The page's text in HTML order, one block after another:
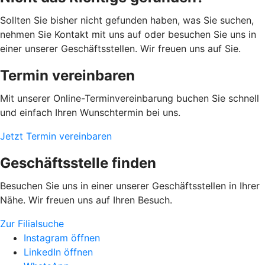
Sollten Sie bisher nicht gefunden haben, was Sie suchen,
nehmen Sie Kontakt mit uns auf oder besuchen Sie uns in
einer unserer Geschäftsstellen. Wir freuen uns auf Sie.
Termin vereinbaren
Mit unserer Online-Terminvereinbarung buchen Sie schnell
und einfach Ihren Wunschtermin bei uns.
Jetzt Termin vereinbaren
Geschäftsstelle finden
Besuchen Sie uns in einer unserer Geschäftsstellen in Ihrer
Nähe. Wir freuen uns auf Ihren Besuch.
Zur Filialsuche
Instagram öffnen
LinkedIn öffnen